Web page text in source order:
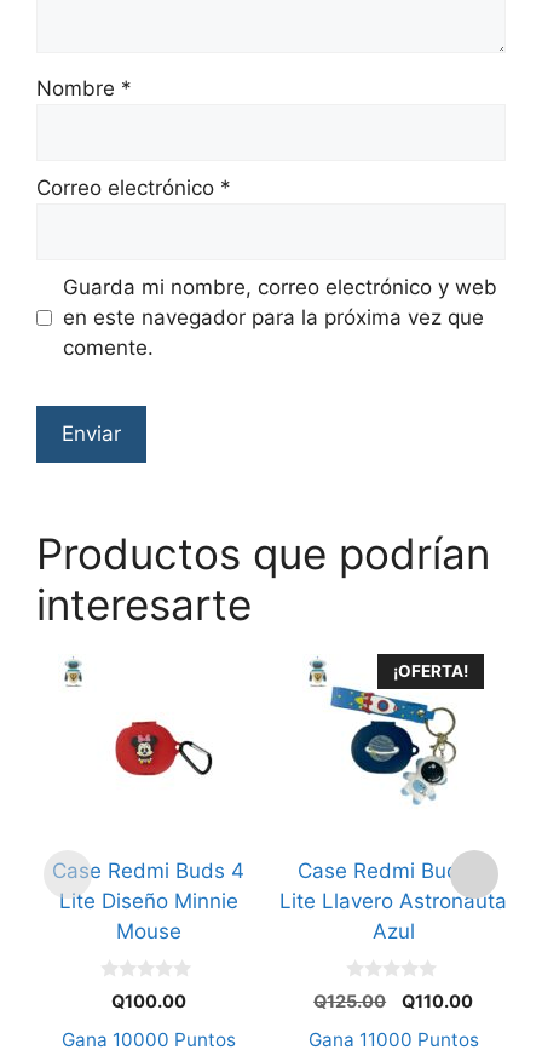
Nombre *
Correo electrónico *
Guarda mi nombre, correo electrónico y web
en este navegador para la próxima vez que
comente.
Productos que podrían
interesarte
Case Redmi Buds 4
Lite Diseño Minnie
Mouse
5
Q100.00
Gana 10000 Puntos
¡OFERTA!
Case Redmi Buds 4
Lite Llavero Astronauta
Azul
0
d
5
Q125.00
El
Q110.00El
Gana 11000 Puntos